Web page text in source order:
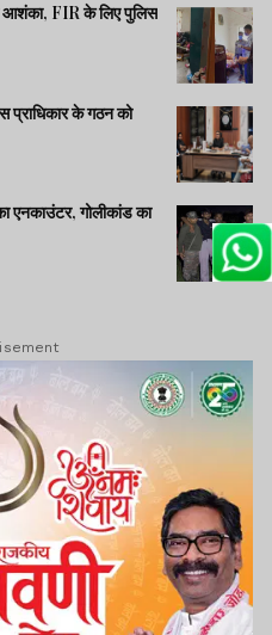
आशंका, FIR के लिए पुलिस
प्राधिकार के गठन को
एनकाउंटर, गोलीकांड का